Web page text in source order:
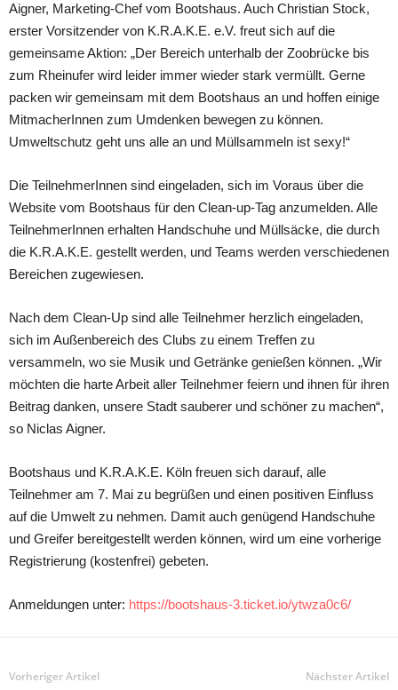
Aigner, Marketing-Chef vom Bootshaus. Auch Christian Stock,
erster Vorsitzender von K.R.A.K.E. e.V. freut sich auf die
gemeinsame Aktion: „Der Bereich unterhalb der Zoobrücke bis
zum Rheinufer wird leider immer wieder stark vermüllt. Gerne
packen wir gemeinsam mit dem Bootshaus an und hoffen einige
MitmacherInnen zum Umdenken bewegen zu können.
Umweltschutz geht uns alle an und Müllsammeln ist sexy!“
Die TeilnehmerInnen sind eingeladen, sich im Voraus über die
Website vom Bootshaus für den Clean-up-Tag anzumelden. Alle
TeilnehmerInnen erhalten Handschuhe und Müllsäcke, die durch
die K.R.A.K.E. gestellt werden, und Teams werden verschiedenen
Bereichen zugewiesen.
Nach dem Clean-Up sind alle Teilnehmer herzlich eingeladen,
sich im Außenbereich des Clubs zu einem Treffen zu
versammeln, wo sie Musik und Getränke genießen können. „Wir
möchten die harte Arbeit aller Teilnehmer feiern und ihnen für ihren
Beitrag danken, unsere Stadt sauberer und schöner zu machen“,
so Niclas Aigner.
Bootshaus und K.R.A.K.E. Köln freuen sich darauf, alle
Teilnehmer am 7. Mai zu begrüßen und einen positiven Einfluss
auf die Umwelt zu nehmen. Damit auch genügend Handschuhe
und Greifer bereitgestellt werden können, wird um eine vorherige
Registrierung (kostenfrei) gebeten.
Anmeldungen unter: https://bootshaus-3.ticket.io/ytwza0c6/
Vorheriger Artikel Nächster Artikel